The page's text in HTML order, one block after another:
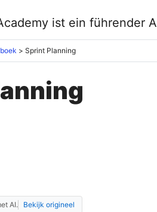
Sprint Planning
AI. Bekijk origineel